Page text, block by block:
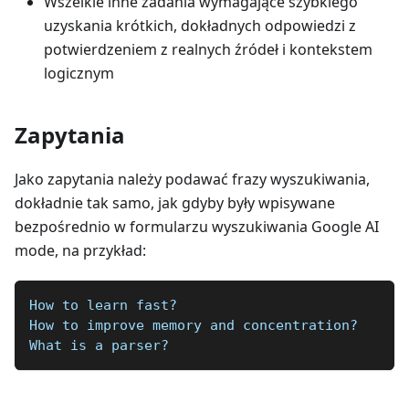
uzyskania krótkich, dokładnych odpowiedzi z
potwierdzeniem z realnych źródeł i kontekstem
logicznym
Zapytania
Jako zapytania należy podawać frazy wyszukiwania,
dokładnie tak samo, jak gdyby były wpisywane
bezpośrednio w formularzu wyszukiwania Google AI
mode, na przykład:
How to learn fast?
How to improve memory and concentration?
What is a parser?